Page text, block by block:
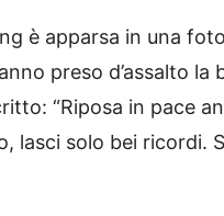
è apparsa in una
preso d’assalto la
“Riposa in pace
lasci solo bei ricordi.